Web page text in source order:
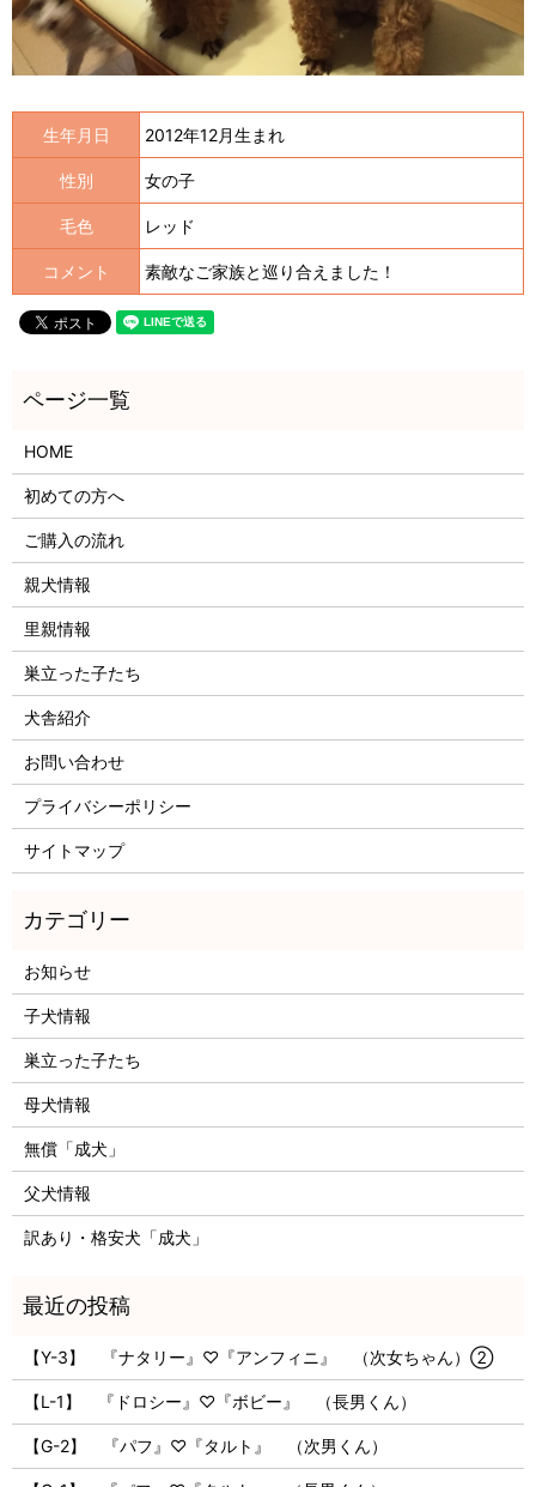
生年月日 2012年12月生まれ
性別 女の子
毛色 レッド
コメント 素敵なご家族と巡り合えました！
HOME
初めての方へ
ご購入の流れ
親犬情報
里親情報
巣立った子たち
犬舎紹介
お問い合わせ
プライバシーポリシー
サイトマップ
お知らせ
子犬情報
巣立った子たち
母犬情報
無償「成犬」
父犬情報
訳あり・格安犬「成犬」
【Y-3】 『ナタリー』♡『アンフィニ』 （次女ちゃん）②
【L-1】 『ドロシー』♡『ボビー』 （長男くん）
【G-2】 『パフ』♡『タルト』 （次男くん）